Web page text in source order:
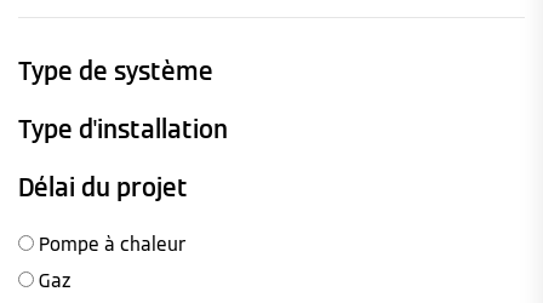
Type de système
Type d'installation
Délai du projet
Pompe à chaleur
Gaz